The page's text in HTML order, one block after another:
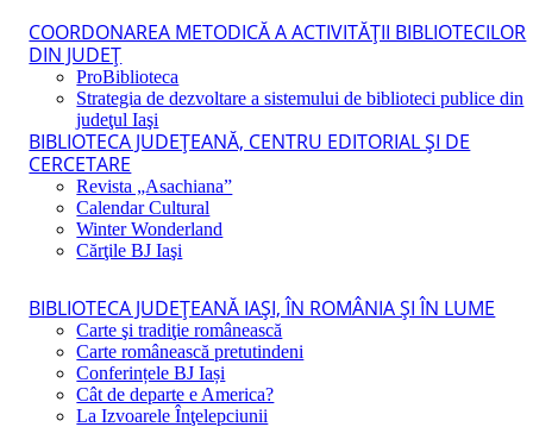
COORDONAREA METODICĂ A ACTIVITĂŢII BIBLIOTECILOR
DIN JUDEŢ
ProBiblioteca
Strategia de dezvoltare a sistemului de biblioteci publice din
judeţul Iaşi
BIBLIOTECA JUDEŢEANĂ, CENTRU EDITORIAL ŞI DE
CERCETARE
Revista „Asachiana”
Calendar Cultural
Winter Wonderland
Cărţile BJ Iaşi
BIBLIOTECA JUDEŢEANĂ IAŞI, ÎN ROMÂNIA ŞI ÎN LUME
Carte şi tradiţie românească
Carte românească pretutindeni
Conferințele BJ Iași
Cât de departe e America?
La Izvoarele Înţelepciunii